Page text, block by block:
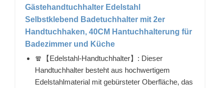
Gästehandtuchhalter Edelstahl
Selbstklebend Badetuchhalter mit 2er
Handtuchhaken, 40CM Hantuchhalterung für
Badezimmer und Küche
🧣【Edelstahl-Handtuchhalter】: Dieser
Handtuchhalter besteht aus hochwertigem
Edelstahlmaterial mit gebürsteter Oberfläche, das